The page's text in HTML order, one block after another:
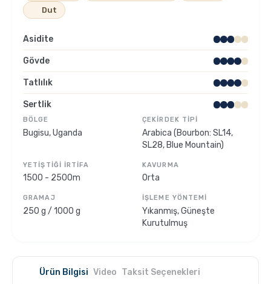
Dut
Asidite
Gövde
Tatlılık
Sertlik
BÖLGE
Bugisu, Uganda
ÇEKIRDEK TIPI
Arabica (Bourbon: SL14,
SL28, Blue Mountain)
YETIŞTIĞI İRTIFA
1500 - 2500m
KAVURMA
Orta
GRAMAJ
250 g / 1000 g
İŞLEME YÖNTEMI
Yıkanmış, Güneşte
Kurutulmuş
Ürün Bilgisi Video Taksit Seçenekleri